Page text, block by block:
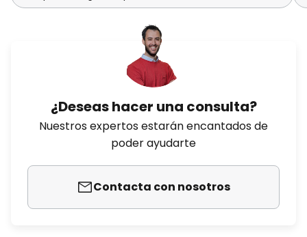
¿Deseas hacer una consulta?
Nuestros expertos estarán encantados de
poder ayudarte
Contacta con nosotros